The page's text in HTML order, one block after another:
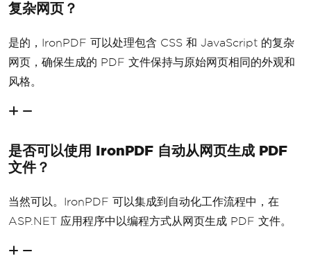
复杂网页？
是的，IronPDF 可以处理包含 CSS 和 JavaScript 的复杂
网页，确保生成的 PDF 文件保持与原始网页相同的外观和
风格。
是否可以使用 IronPDF 自动从网页生成 PDF
文件？
当然可以。IronPDF 可以集成到自动化工作流程中，在
ASP.NET 应用程序中以编程方式从网页生成 PDF 文件。